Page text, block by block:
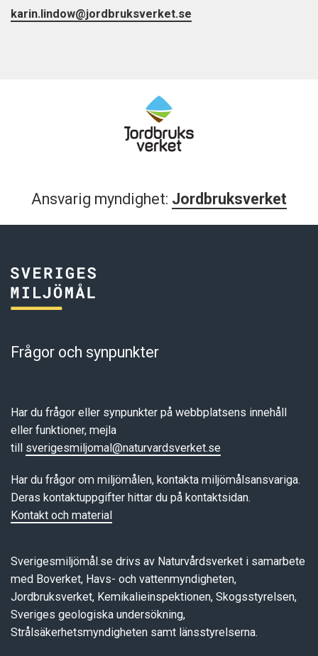
karin.lindow@jordbruksverket.se
Ansvarig myndighet: Jordbruksverket
Frågor och synpunkter
Har du frågor eller synpunkter på webbplatsens innehåll
eller funktioner, mejla
till sverigesmiljomal@naturvardsverket.se
Har du frågor om miljömålen, kontakta miljömålsansvariga.
Deras kontaktuppgifter hittar du på kontaktsidan.
Kontakt och material
Sverigesmiljömål.se drivs av Naturvårdsverket i samarbete
med Boverket, Havs- och vattenmyndigheten,
Jordbruksverket, Kemikalieinspektionen, Skogsstyrelsen,
Sveriges geologiska undersökning,
Strålsäkerhetsmyndigheten samt länsstyrelserna.